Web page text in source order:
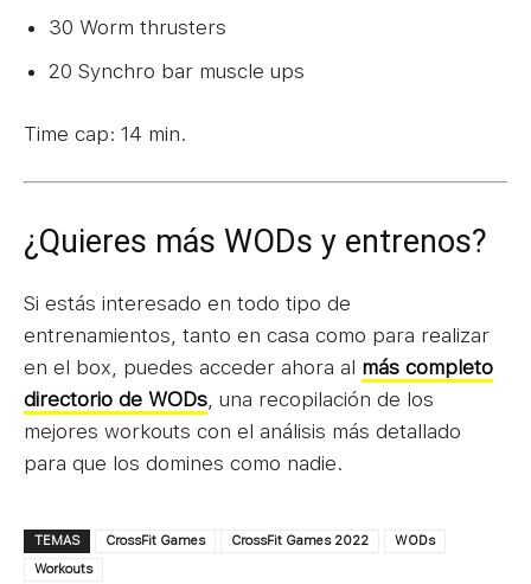
30 Worm thrusters
20 Synchro bar muscle ups
Time cap: 14 min.
¿Quieres más WODs y entrenos?
Si estás interesado en todo tipo de
entrenamientos, tanto en casa como para realizar
en el box, puedes acceder ahora al más completo
directorio de WODs, una recopilación de los
mejores workouts con el análisis más detallado
para que los domines como nadie.
TEMAS CrossFit Games CrossFit Games 2022
WODs
Workouts